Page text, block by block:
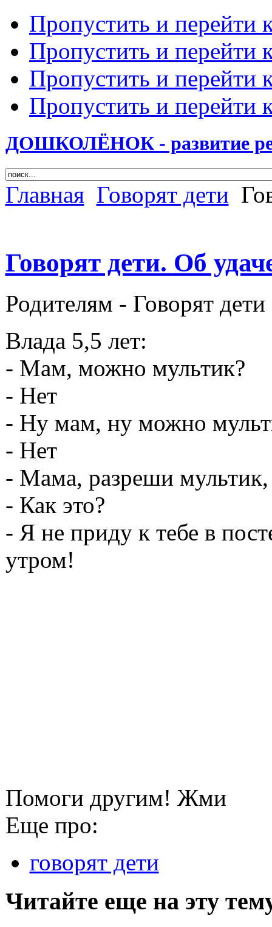
Пропустить и перейти
Пропустить и перейти
Пропустить и перейти
Пропустить и перейти
ДОШКОЛЁНОК - развитие
Главная Говорят дети
Говорят дети. Об
Родителям - Говорят дети
Влада 5,5 лет:
- Мам, можно мультик?
- Нет
- Ну мам, ну можно
- Нет
- Мама, разреши
- Как это?
- Я не приду к тебе в
утром!
Помоги другим! Жми
Еще про:
говорят дети
Читайте еще на эту